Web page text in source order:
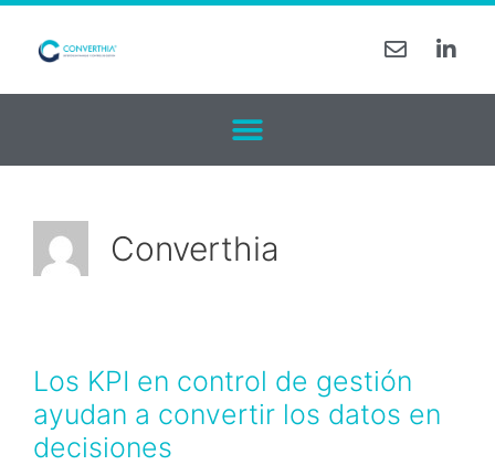
Converthia
Los KPI en control de gestión
ayudan a convertir los datos en
decisiones